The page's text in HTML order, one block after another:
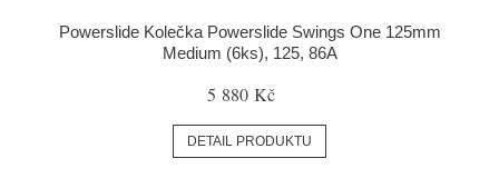
Powerslide Kolečka Powerslide Swings One 125mm
Medium (6ks), 125, 86A
5 880 Kč
DETAIL PRODUKTU